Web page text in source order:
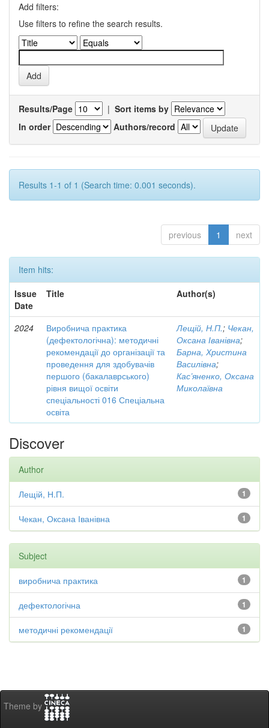
Add filters:
Use filters to refine the search results.
Results/Page | Sort items by
In order
Authors/record
Results 1-1 of 1 (Search time: 0.001 seconds).
previous 1 next
Item hits:
Issue
Date
Title Author(s)
2024
Виробнича практика
(дефектологічна): методичні
рекомендації до організації та
проведення для здобувачів
першого (бакалаврського)
рівня вищої освіти
спеціальності 016 Спеціальна
освіта
Лещій, Н.П.; Чекан,
Оксана Іванівна;
Барна, Христина
Василівна;
Кас’яненко, Оксана
Миколаївна
Discover
Author
1
Лещій, Н.П.
1
Чекан, Оксана Іванівна
Subject
1
виробнича практика
1
дефектологічна
1
методичні рекомендації
Theme by